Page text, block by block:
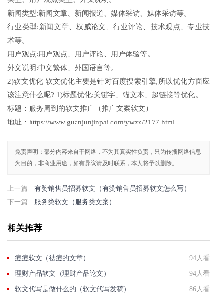
新闻类型:新闻文章、新闻报道、媒体采访、媒体采访等。
行业类型:新闻文章、权威论文、行业评论、技术观点、专业技
术等。
用户观点:用户观点、用户评论、用户体验等。
外文说明:中文繁体、外国语言等。
2)软文优化 软文优化主要是针对百度搜索引擎,所以优化方面应
该注意什么呢? 1)标题优化:关键字、锚文本、超链接等优化。
标题：服务周到的软文推广（推广文案软文）
地址：https://www.guanjunjinpai.com/ywzx/2177.html
免责声明：部分内容来自于网络，不为其真实性负责，只为传播网络信息
为目的，非商业用途，如有异议请及时联系，本人将予以删除。
上一篇： 有赞销售员招募软文（有赞销售员招募软文怎么写）
下一篇： 服务类软文（服务类文案）
相关推荐
痘痘软文（祛痘的文章） 94人看
理财产品软文（理财产品论文） 94人看
软文代写是做什么的（软文代写发稿） 86人看